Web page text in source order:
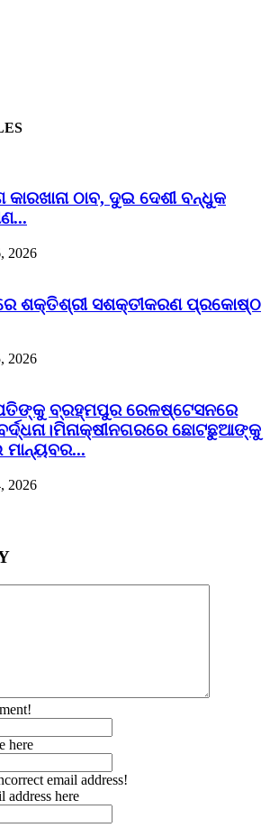
କାରଖାନା ଠାବ, ଦୁଇ ଦେଶୀ ବନ୍ଧୁକ
2026
ଶକ୍ତିଶ୍ରୀ ସଶକ୍ତୀକରଣ ପ୍ରକୋଷ୍ଠ
2026
ବ୍ରହ୍ମପୁର ରେଳଷ୍ଟେସନରେ
ଛୋଟଛୁଆଙ୍କୁ
2026
here
email address!
address here